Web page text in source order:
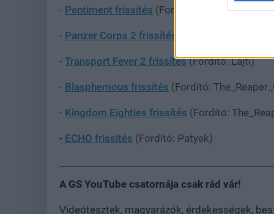
- Pentiment frissítés (Fordító: Eye)
- Panzer Corps 2 frissítés
- Transport Fever 2 frissítés(Fordító: Lajti)
- Blasphemous frissítés (Fordító:
- Kingdom Eighties frissítés (Fordító:
- ECHO frissítés (Fordító: Patyek)
A GS YouTube csatornája csak rád vár!
Videótesztek, magyarázók, érdekességek,